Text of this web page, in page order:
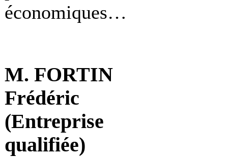
économiques…
M. FORTIN
Frédéric
(Entreprise
qualifiée)